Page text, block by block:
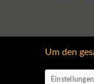
Um den